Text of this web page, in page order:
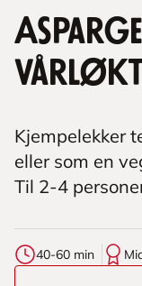
Kjempelekker
eller som en
Til 2-4
40-60 min